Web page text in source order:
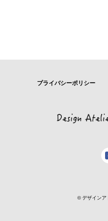
プライバシーポリシー
© デザインア